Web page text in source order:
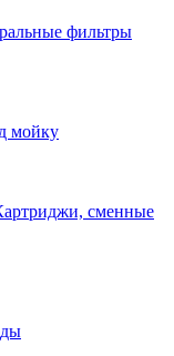
фильтры
мойку
сменные